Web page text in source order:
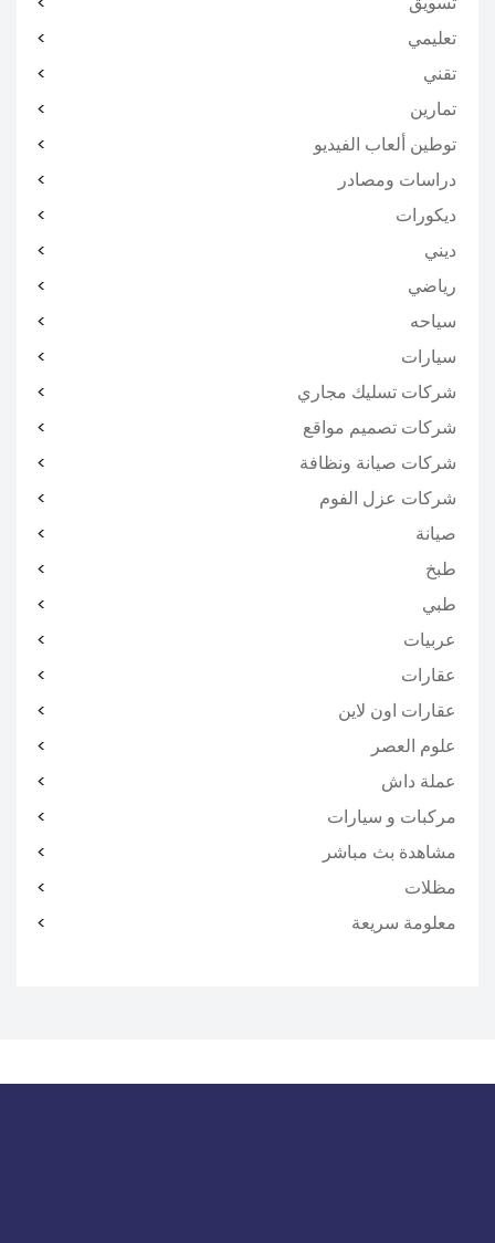
تعليمي
تقني
تمارين
توطين ألعاب الفيديو
دراسات ومصادر
ديكورات
ديني
رياضي
سياحه
سيارات
شركات تسليك مجاري
شركات تصميم مواقع
شركات صيانة ونظافة
شركات عزل الفوم
صيانة
طبخ
طبي
عربيات
عقارات
عقارات اون لاين
علوم العصر
عملة داش
مركبات و سيارات
مشاهدة بث مباشر
مظلات
معلومة سريعة